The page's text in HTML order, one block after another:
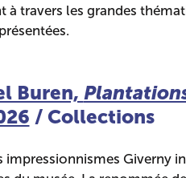
à travers les grandes
Buren,
/ Collections
impressionnismes Giverny